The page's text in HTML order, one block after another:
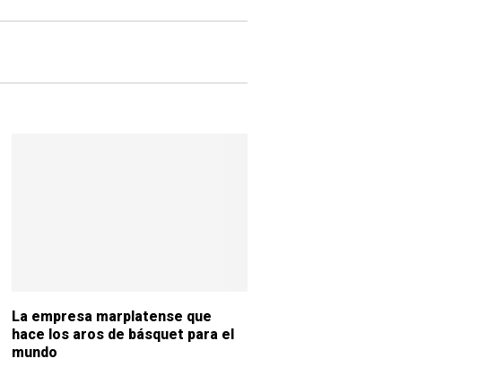
La empresa marplatense que
hace los aros de básquet para el
mundo